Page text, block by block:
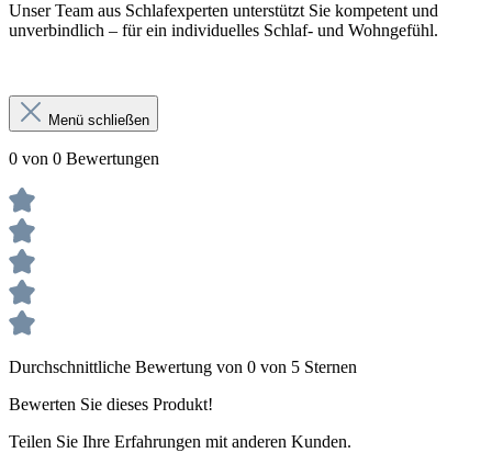
Unser Team aus Schlafexperten unterstützt Sie kompetent und
unverbindlich – für ein individuelles Schlaf- und Wohngefühl.
Menü schließen
0 von 0 Bewertungen
Durchschnittliche Bewertung von 0 von 5 Sternen
Bewerten Sie dieses Produkt!
Teilen Sie Ihre Erfahrungen mit anderen Kunden.